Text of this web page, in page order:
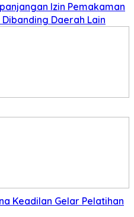
Izin Pemakaman
Daerah Lain
Keadilan Gelar Pelatihan